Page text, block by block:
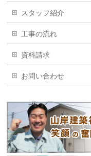
スタッフ紹介
工事の流れ
資料請求
お問い合わせ